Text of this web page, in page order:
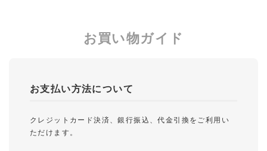
お買い物ガイド
お支払い方法について
クレジットカード決済、銀行振込、代金引換をご利用い
ただけます。